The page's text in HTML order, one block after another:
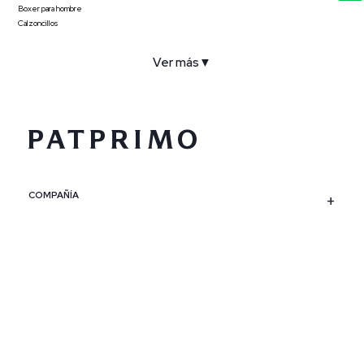
Boxer para hombre
Calzoncillos
Ver más ▼
COMPAÑÍA